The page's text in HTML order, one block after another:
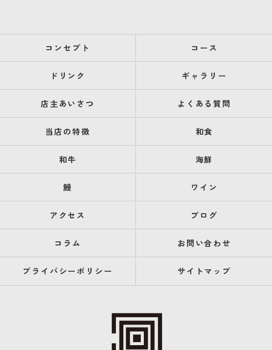
コンセプト コース
ドリンク ギャラリー
店主あいさつ よくある質問
当店の特徴 和食
和牛 海鮮
鰻 ワイン
アクセス ブログ
コラム お問い合わせ
プライバシーポリシー サイトマップ